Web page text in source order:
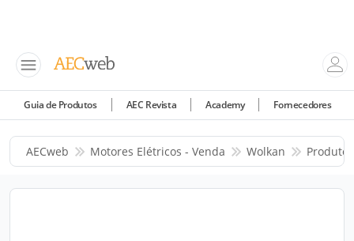
Guia de Produtos AEC Revista Academy Fornecedores
AECweb Motores Elétricos - Venda Wolkan Produtos